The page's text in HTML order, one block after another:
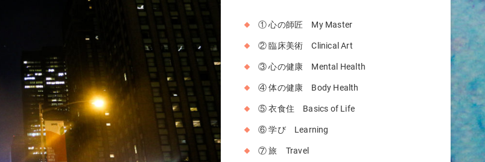
① 心の師匠 My Master
② 臨床美術 Clinical Art
③ 心の健康 Mental Health
④ 体の健康 Body Health
⑤ 衣食住 Basics of Life
⑥ 学び Learning
⑦ 旅 Travel